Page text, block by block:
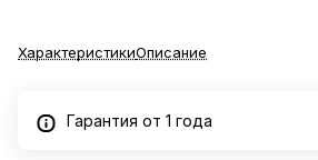
ХарактеристикиОписание
Гарантия от 1 года